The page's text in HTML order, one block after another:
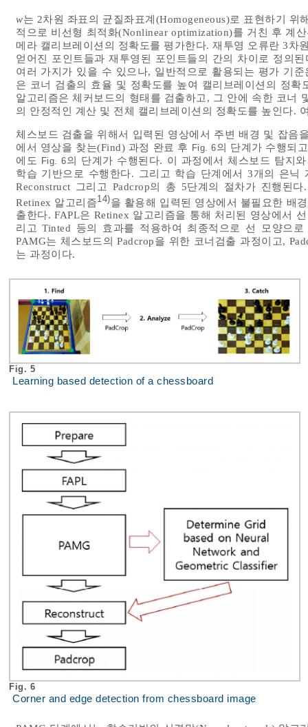
w는 2차원 좌표의 균질좌표계(Homogeneous)로 표현하기
적으로 비선형 최적화(Nonlinear optimization)를 거친 후 계
메라 캘리브레이션의 정확도를 평가한다. 재투영 오류란 3차
얻어진 포인트들과 재투영된 포인트들의 간의 차이로 정의
여러 가지가 있을 수 있으나, 일반적으로 활용되는 평가 기
은 코너 검출의 효율 및 정확도를 높여 캘리브레이션의 정
알고리즘은 체커보드의 형태를 검출하고, 그 안에 속한 코너
의 안정적인 계산 및 전체 캘리브레이션의 정확도를 높인다.
체스보드 검출을 위해서 입력된 영상에서 주변 배경 및 잡음
에서 영상을 찾는(Find) 과정 완료 후 Fig. 6의 단계가 수행되
에도 Fig. 6의 단계가 수행된다. 이 과정에서 체스보드 탐지
학습 기반으로 수행한다. 그리고 학습 단계에서 3개의 은닉
Reconstruct 그리고 Padcrop의 총 5단계의 절차가 진행된
Retinex 알고리즘14)을 활용해 입력된 영상에서 불필요한 배
출한다. FAPL은 Retinex 알고리즘을 통해 처리된 영상에서
리고 Tinted 등의 효과를 적용하여 최종적으로 선 모양으
PAMG는 체스보드의 Padcrop을 위한 코너검출 과정이고,
는 과정이다.
Fig. 5
Learning based detection of a chessboard
Fig. 6
Corner and edge detection from chessboard image